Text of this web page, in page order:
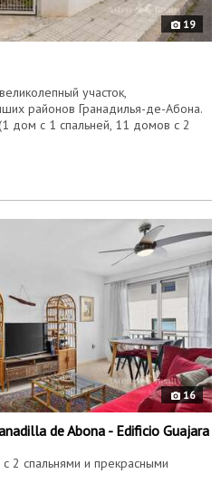
19
участок,
районов Гранадилья-де-Абона.
дом с 1 спальней, 11 домов с 2
16
de Abona - Edificio Guajara
2 спальнями и прекрасными